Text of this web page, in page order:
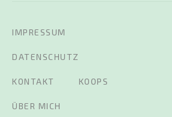
IMPRESSUM
DATENSCHUTZ
KONTAKT KOOPS
ÜBER MICH